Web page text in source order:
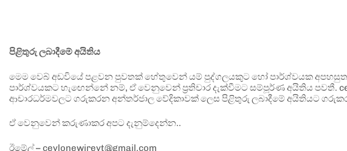
පිළිතුරු ලබාදීමේ අයිතිය
මෙම වෙබ් අඩවියේ පළවන පුවතක් හේතුවෙන් යම් පුද්ගලයකුට හෝ පාර්ශ්වයක
පාර්ශ්වයකට හැඟෙන්නේ නම්, ඒ වෙනුවෙන් ප්‍රතිචාර දැක්වීමට සම්පූර්ණ අයිතිය පවතී.
ආචාරධර්මවලට ගරුකරන අන්තර්ජාල වේදිකාවක් ලෙස පිළිතුරු ලබාදීමේ අයිතියට
ඒ වෙනුවෙන් කරුණාකර අපට දැනුම්දෙන්න..
ඊමේල් – ceylonewireyt@gmail.com